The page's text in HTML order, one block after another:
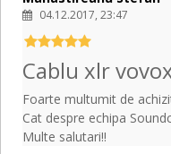
04.12.2017, 23:47
Cablu xlr
Foarte multumit de
Cat despre echipa
Multe salutari!!